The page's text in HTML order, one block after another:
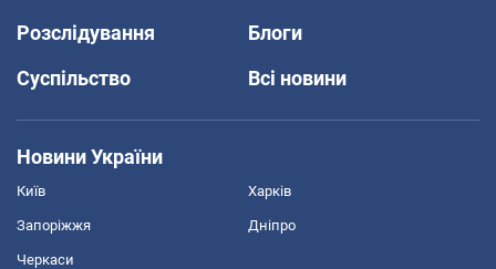
Розслідування
Блоги
Суспільство
Всі новини
Новини України
Київ Харків
Запоріжжя Дніпро
Черкаси